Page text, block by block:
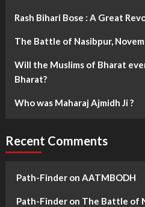
Rash Bihari Bose : A Great
The Battle of Nasibpur,
Will the Muslims of Bharat
Bharat?
Who was Maharaj Ajmidh Ji ?
Recent Comments
Path-Finderon AATMBODH
Path-Finderon The Battle of